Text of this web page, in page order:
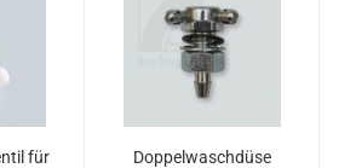
für
Doppelwaschdüse